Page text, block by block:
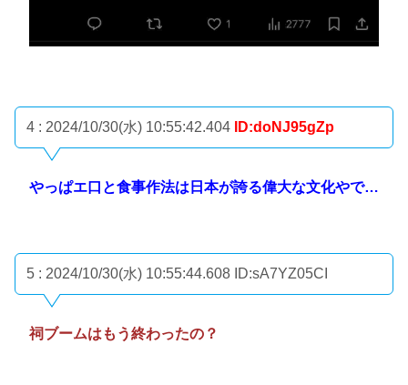
4 : 2024/10/30(水) 10:55:42.404 ID:doNJ95gZp
やっぱエ口と食事作法は日本が誇る偉大な文化やで…
5 : 2024/10/30(水) 10:55:44.608 ID:sA7YZ05CI
祠ブームはもう終わったの？